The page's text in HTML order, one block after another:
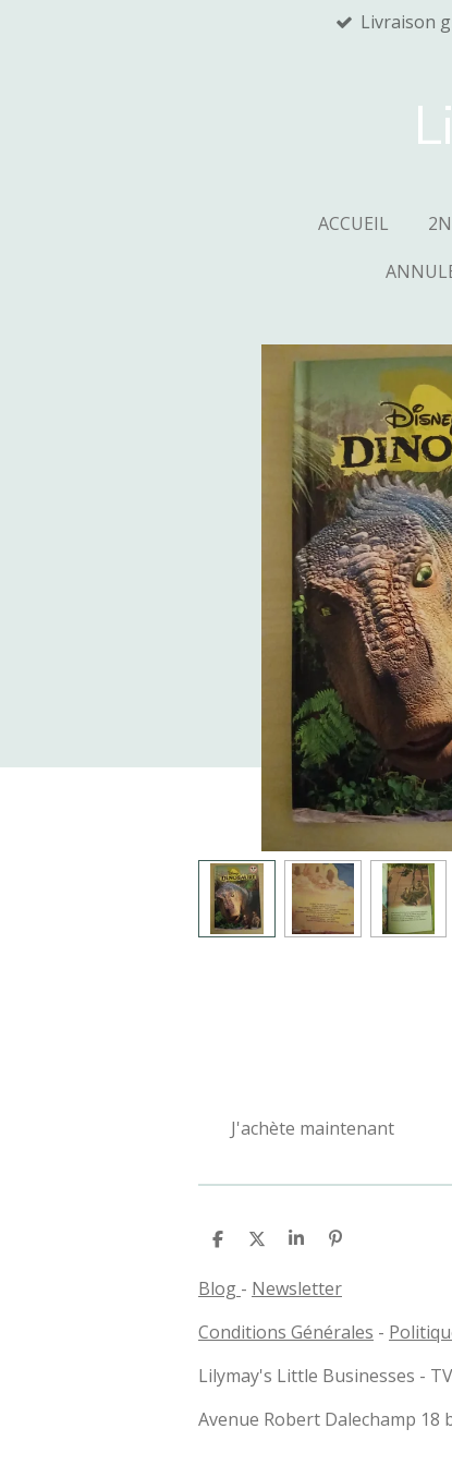
Livraison
ACCUEIL
J'achète maintenant
P
t
g
P
r
t
g
r
P
r
t
g
r
É
n
l
Blog - Newsletter
Conditions Générales -
Lilymay's Little Businesses -
Avenue Robert Dalechamp 18